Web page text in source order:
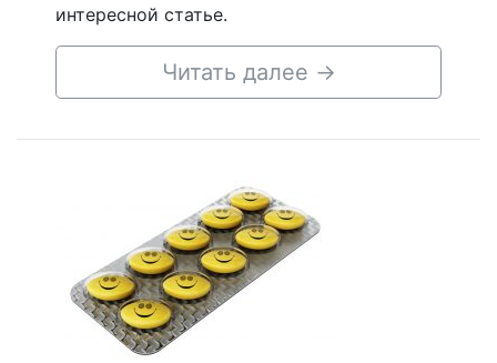
интересной статье.
Читать далее →